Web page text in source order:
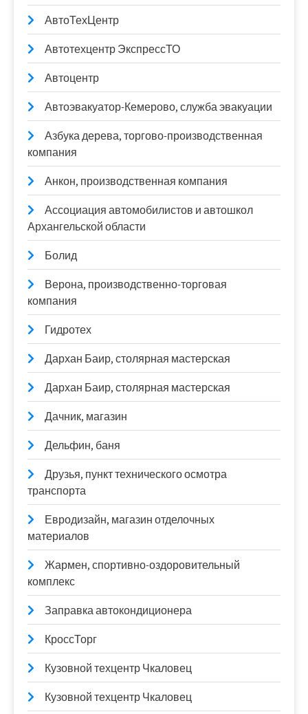
АвтоТехЦентр
Автотехцентр ЭкспрессТО
Автоцентр
Автоэвакуатор-Кемерово, служба эвакуации
Азбука дерева, торгово-производственная
компания
Анкон, производственная компания
Ассоциация автомобилистов и автошкол
Архангельской области
Болид
Верона, производственно-торговая
компания
Гидротех
Дархан Баир, столярная мастерская
Дархан Баир, столярная мастерская
Дачник, магазин
Дельфин, баня
Друзья, пункт технического осмотра
транспорта
Евродизайн, магазин отделочных
материалов
Жармен, спортивно-оздоровительный
комплекс
Заправка автокондиционера
КроссТорг
Кузовной техцентр Чкаловец
Кузовной техцентр Чкаловец